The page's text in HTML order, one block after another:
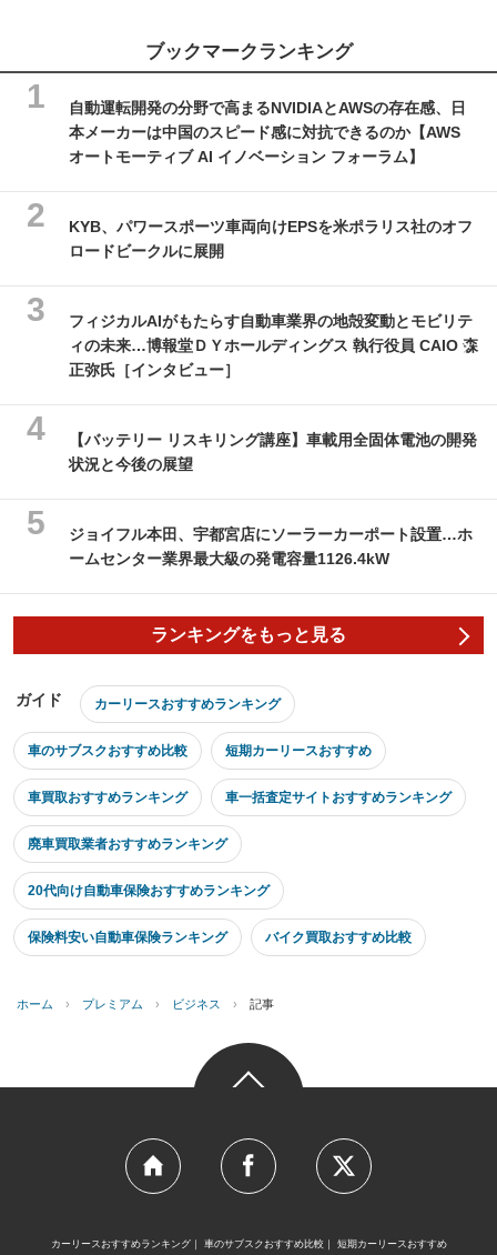
ブックマークランキング
自動運転開発の分野で高まるNVIDIAとAWSの存在感、日
本メーカーは中国のスピード感に対抗できるのか【AWS
オートモーティブ AI イノベーション フォーラム】
KYB、パワースポーツ車両向けEPSを米ポラリス社のオフ
ロードビークルに展開
フィジカルAIがもたらす自動車業界の地殻変動とモビリテ
ィの未来…博報堂ＤＹホールディングス 執行役員 CAIO 森
正弥氏［インタビュー］
【バッテリー リスキリング講座】車載用全固体電池の開発
状況と今後の展望
ジョイフル本田、宇都宮店にソーラーカーポート設置…ホ
ームセンター業界最大級の発電容量1126.4kW
ランキングをもっと見る
ガイド カーリースおすすめランキング
車のサブスクおすすめ比較 短期カーリースおすすめ
車買取おすすめランキング 車一括査定サイトおすすめランキング
廃車買取業者おすすめランキング
20代向け自動車保険おすすめランキング
保険料安い自動車保険ランキング バイク買取おすすめ比較
ホーム › プレミアム › ビジネス › 記事
カーリースおすすめランキング 車のサブスクおすすめ比較 短期カーリースおすすめ